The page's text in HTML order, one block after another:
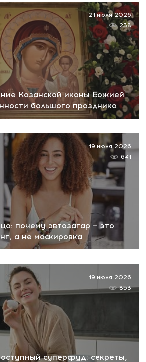
Казанской иконы Божией
большого праздника
21 июля 2026
238
почему автозагар — это
а не маскировка
19 июля 2026
641
суперфуд: секреты,
19 июля 2026
853